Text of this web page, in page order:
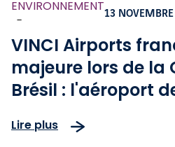
ENVIRONNEMENT
-
13
VINCI Airports
majeure lors de la
Brésil : l'aéroport
Amériques certifié
Lire plus